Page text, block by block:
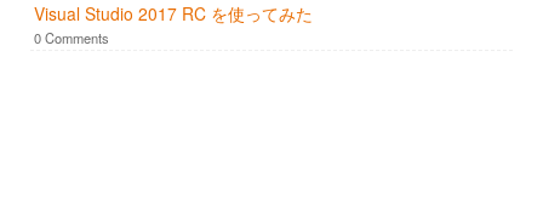
Visual Studio 2017 RC を使ってみた
0 Comments